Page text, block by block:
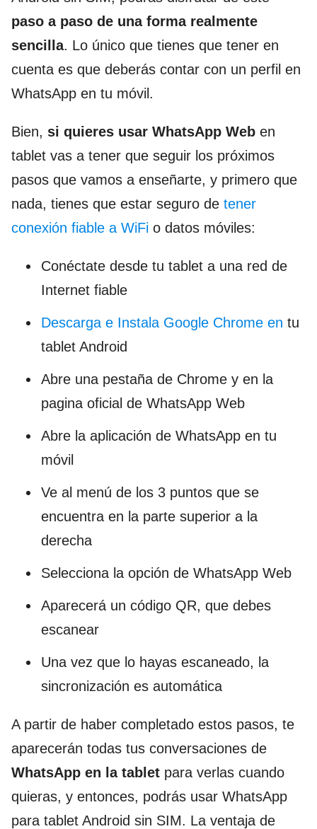
paso a paso de una forma realmente
sencilla. Lo único que tienes que tener en
cuenta es que deberás contar con un perfil en
WhatsApp en tu móvil.
Bien, si quieres usar WhatsApp Web en
tablet vas a tener que seguir los próximos
pasos que vamos a enseñarte, y primero que
nada, tienes que estar seguro de tener
conexión fiable a WiFi o datos móviles:
Conéctate desde tu tablet a una red de
Internet fiable
Descarga e Instala Google Chrome en tu
tablet Android
Abre una pestaña de Chrome y en la
pagina oficial de WhatsApp Web
Abre la aplicación de WhatsApp en tu
móvil
Ve al menú de los 3 puntos que se
encuentra en la parte superior a la
derecha
Selecciona la opción de WhatsApp Web
Aparecerá un código QR, que debes
escanear
Una vez que lo hayas escaneado, la
sincronización es automática
A partir de haber completado estos pasos, te
aparecerán todas tus conversaciones de
WhatsApp en la tablet para verlas cuando
quieras, y entonces, podrás usar WhatsApp
para tablet Android sin SIM. La ventaja de